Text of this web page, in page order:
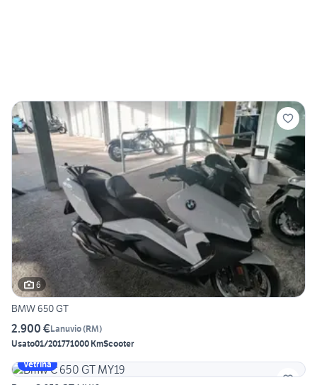
6
BMW 650 GT
2.900 €Lanuvio(RM)
Usato01/201771000 KmScooter
Vetrina